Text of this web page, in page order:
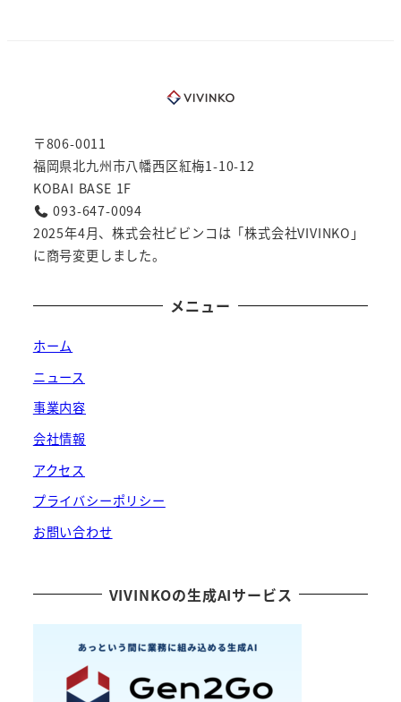
〒806-0011
福岡県北九州市八幡西区紅梅1-10-12
KOBAI BASE 1F
093-647-0094
2025年4月、株式会社ビビンコは「株式会社VIVINKO」
に商号変更しました。
メニュー
ホーム
ニュース
事業内容
会社情報
アクセス
プライバシーポリシー
お問い合わせ
VIVINKOの生成AIサービス